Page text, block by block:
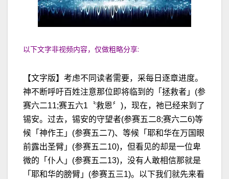
以下文字非视频内容，仅做粗略分享:
【文字版】考虑不同读者需要，采每日逐章进度。
神不断呼吁百姓注意那位即将临到的「拯救者」(参
赛六二11;赛五六1〝救恩〞)，现在，祂已经来到了
锡安。过去，锡安的守望者(参赛五二8;赛六二6)等
候「神作王」(参赛五二7)、等候「耶和华在万国眼
前露出圣臂」(参赛五二10)，但看见的却是一位卑
微的「仆人」(参赛五二13)，没有人敢相信那就是
「耶和华的膀臂」(参赛五三1)。以下我们就先来看